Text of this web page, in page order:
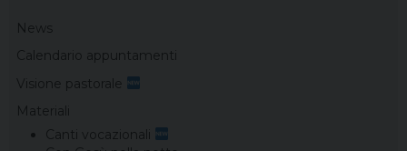
News
Calendario appuntamenti
Visione pastorale
Materiali
Canti vocazionali